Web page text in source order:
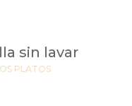
sin lavar
PLATOS